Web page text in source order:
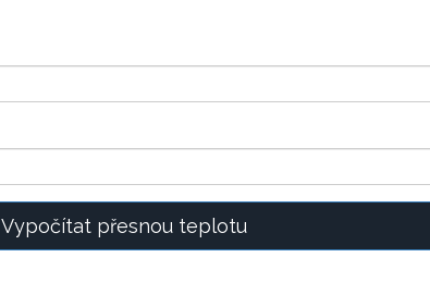
Vypočítat přesnou teplotu